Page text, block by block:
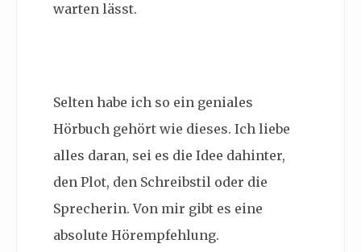
warten lässt.
Selten habe ich so ein geniales
Hörbuch gehört wie dieses. Ich liebe
alles daran, sei es die Idee dahinter,
den Plot, den Schreibstil oder die
Sprecherin. Von mir gibt es eine
absolute Hörempfehlung.